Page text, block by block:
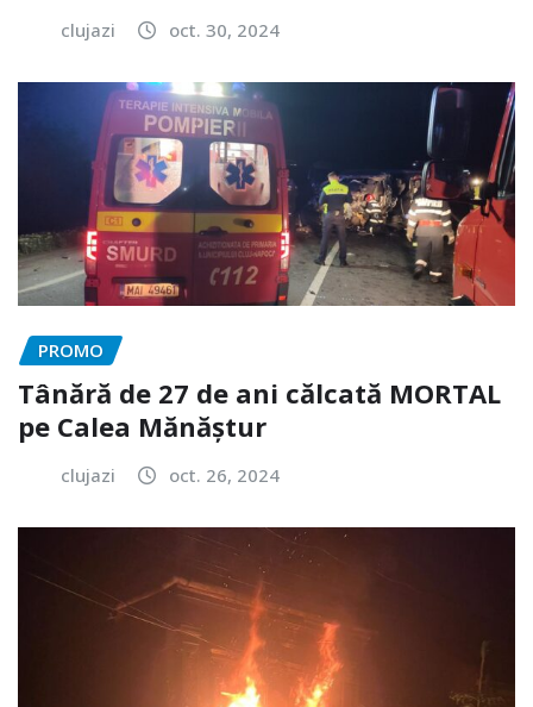
clujazi oct. 30, 2024
PROMO
Tânără de 27 de ani călcată MORTAL
pe Calea Mănăștur
clujazi oct. 26, 2024